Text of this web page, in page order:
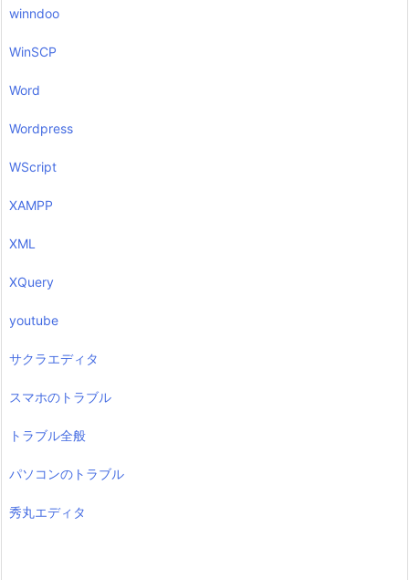
winndoo
WinSCP
Word
Wordpress
WScript
XAMPP
XML
XQuery
youtube
サクラエディタ
スマホのトラブル
トラブル全般
パソコンのトラブル
秀丸エディタ